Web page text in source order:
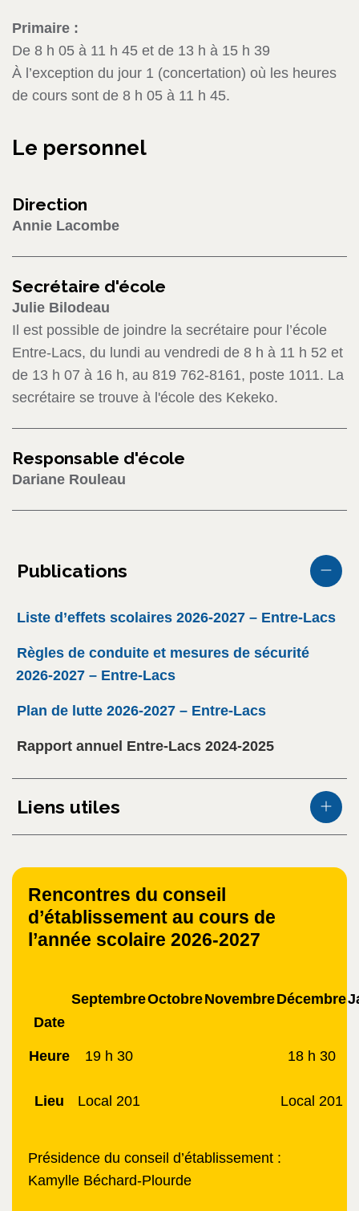
Primaire :
De 8 h 05 à 11 h 45 et de 13 h à 15 h 39
À l’exception du jour 1 (concertation) où les heures
de cours sont de 8 h 05 à 11 h 45.
Le personnel
Direction
Annie Lacombe
Secrétaire d'école
Julie Bilodeau
Il est possible de joindre la secrétaire pour l’école
Entre-Lacs, du lundi au vendredi de 8 h à 11 h 52 et
de 13 h 07 à 16 h, au 819 762-8161, poste 1011. La
secrétaire se trouve à l'école des Kekeko.
Responsable d'école
Dariane Rouleau
Publications
Liste d’effets scolaires 2026-2027 – Entre-Lacs
Règles de conduite et mesures de sécurité
2026-2027 – Entre-Lacs
Plan de lutte 2026-2027 – Entre-Lacs
Rapport annuel Entre-Lacs 2024-2025
Liens utiles
Rencontres du conseil
d’établissement au cours de
l’année scolaire 2026-2027
SeptembreOctobreNovembreDécembre
Date
Heure 19 h 30 18 h 30
Lieu Local 201 Local 201
Présidence du conseil d’établissement :
Kamylle Béchard-Plourde